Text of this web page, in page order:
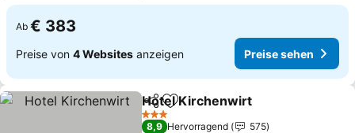
Ab € 383
Preise von 4 Websites anzeigen Preise sehen
TeilenZu Favoriten hinzufügen
Hotel Kirchenwirt
3 Sterne
8,9 Hervorragend
575